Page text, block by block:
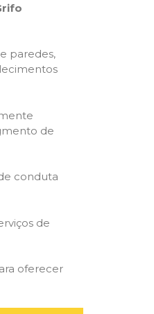
paredes,
de
conduta
de
oferecer